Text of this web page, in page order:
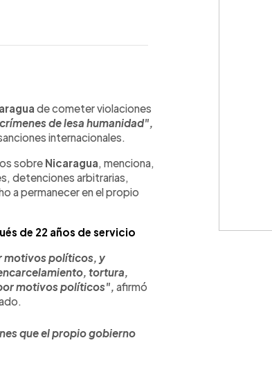
de cometer violaciones
de lesa humanidad",
internacionales.
sobre Nicaragua , menciona,
detenciones arbitrarias,
a permanecer en el propio
de 22 años de servicio
motivos políticos, y
tortura,
motivos políticos", afirmó
que el propio gobierno